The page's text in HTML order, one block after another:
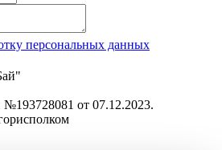
персональных данных
№193728081 от 07.12.2023.